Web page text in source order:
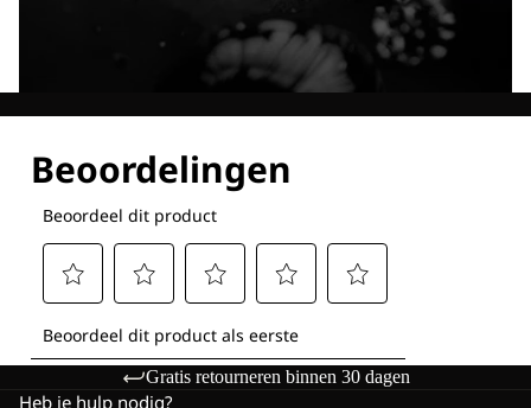
Gratis retourneren binnen 30 dagen
Heb je hulp nodig?